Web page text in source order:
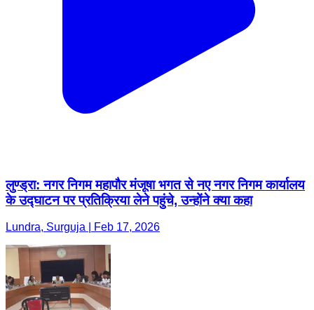
लुण्ड्रा: नगर निगम महापौर मंजूषा भगत से नए नगर निगम कार्यालय
के उद्घाटन पर प्रतिक्रिया लेने पहुंचे, उन्होंने क्या कहा
Lundra, Surguja | Feb 17, 2026